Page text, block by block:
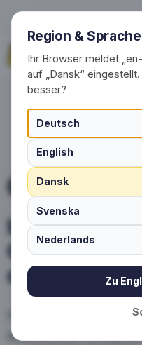
Individuelle
Region & Sprache
Ihr Browser meldet
auf „Dansk“
besser?
Deutsch
English
Dansk
Svenska
Nederlands
Zu
INFO & DOWNLOADS
Individuelle
Oversigt
og
Her finder du
skabeloner til støtte